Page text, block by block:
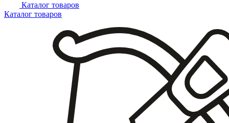
Каталог товаров
Каталог товаров